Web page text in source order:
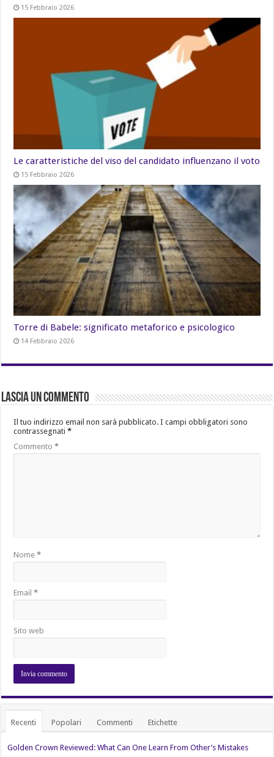
15 Febbraio 2026
Le caratteristiche del viso del candidato influenzano il voto
15 Febbraio 2026
Torre di Babele: significato metaforico e psicologico
14 Febbraio 2026
Lascia un commento
Il tuo indirizzo email non sarà pubblicato. I campi obbligatori sono
contrassegnati*
Commento*
Nome*
Email*
Sito web
Recenti Popolari Commenti Etichette
Golden Crown Reviewed: What Can One Learn From Other’s Mistakes